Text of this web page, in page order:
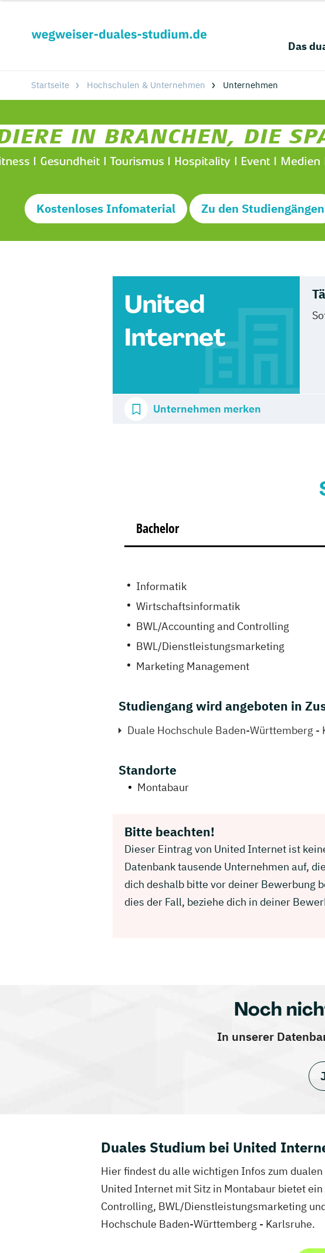
Das
Startseite Hochschulen & Unternehmen Unternehmen
Kostenloses Infomaterial Zu den Studiengängen
United
Internet
Unternehmen merken
Bachelor
Informatik
Wirtschaftsinformatik
BWL/Accounting and Controlling
BWL/Dienstleistungsmarketing
Marketing Management
Studiengang wird angeboten in
Duale Hochschule Baden-Württemberg -
Standorte
Montabaur
Bitte beachten!
Dieser Eintrag von United Internet ist
Datenbank tausende Unternehmen auf,
dich deshalb bitte vor deiner Bewerbung
dies der Fall, beziehe dich in deiner
Noch
In unserer
Duales Studium bei United
Hier findest du alle wichtigen Infos zum
United Internet mit Sitz in Montabaur bietet
Controlling, BWL/Dienstleistungsmarketing
Hochschule Baden-Württemberg - Karlsruhe.